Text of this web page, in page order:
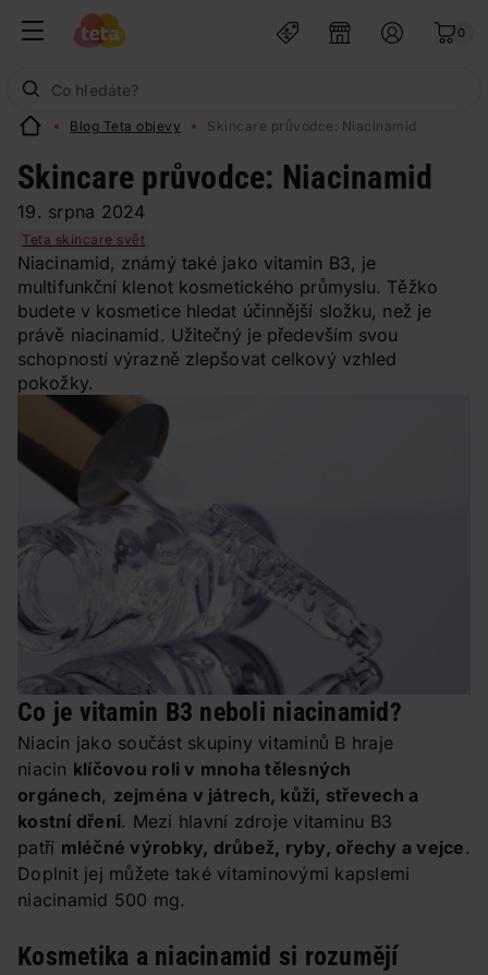
0
Blog Teta objevy Skincare průvodce: Niacinamid
Skincare průvodce: Niacinamid
19. srpna 2024
Teta skincare svět
Niacinamid, známý také jako vitamin B3, je
multifunkční klenot kosmetického průmyslu. Těžko
budete v kosmetice hledat účinnější složku, než je
právě niacinamid. Užitečný je především svou
schopností výrazně zlepšovat celkový vzhled
pokožky.
Co je vitamin B3 neboli niacinamid?
Niacin jako součást skupiny vitaminů B hraje
niacin klíčovou roli v mnoha tělesných
orgánech, zejména v játrech, kůži, střevech a
kostní dřeni. Mezi hlavní zdroje vitaminu B3
patří mléčné výrobky, drůbež, ryby, ořechy a vejce.
Doplnit jej můžete také vitaminovými kapslemi
niacinamid 500 mg.
Kosmetika a niacinamid si rozumějí